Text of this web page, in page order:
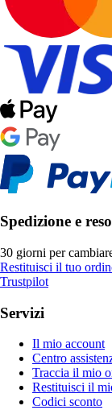
Spedizione e reso
30 giorni per
Restituisci il tuo
Trustpilot
Servizi
Il mio account
Centro
Traccia il mio
Restituisci il
Codici sconto